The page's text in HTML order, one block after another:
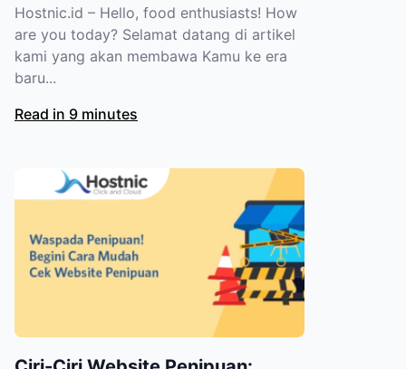
Hostnic.id – Hello, food enthusiasts! How
are you today? Selamat datang di artikel
kami yang akan membawa Kamu ke era
baru...
Read in 9 minutes